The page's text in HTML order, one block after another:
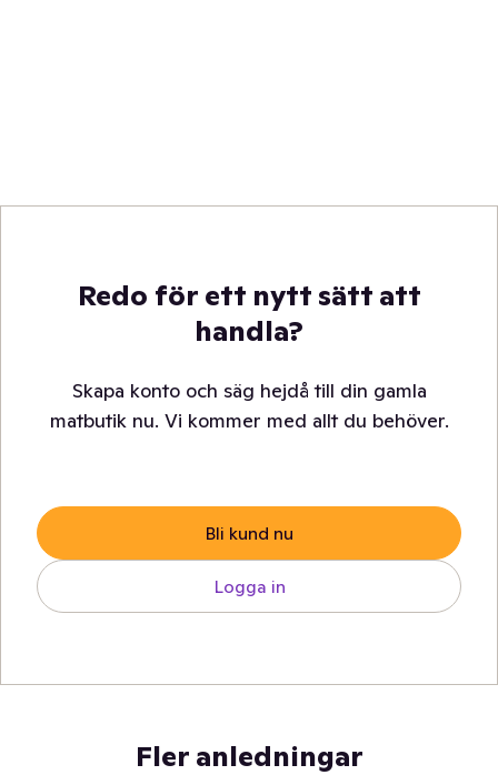
Redo för ett nytt sätt att
handla?
Skapa konto och säg hejdå till din gamla
matbutik nu. Vi kommer med allt du behöver.
Bli kund nu
Logga in
Fler anledningar